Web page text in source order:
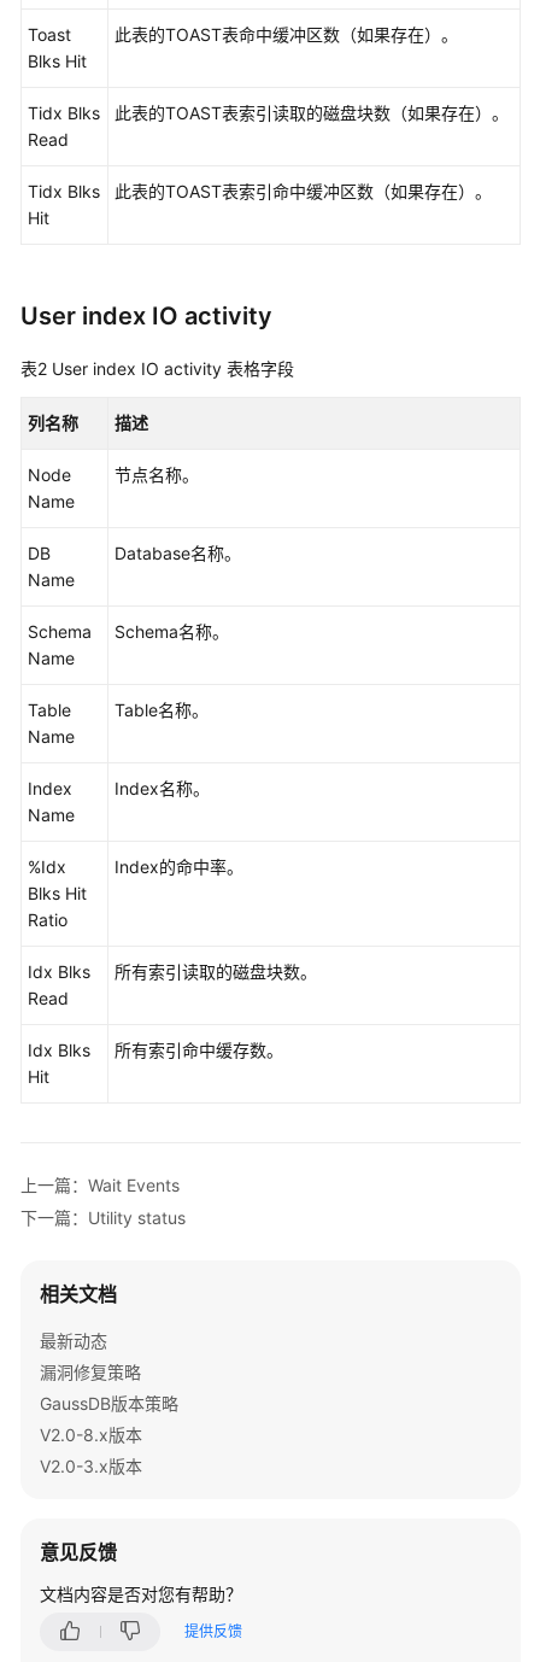
（集
_V2.0-
指
（分
式
8.x）
指
（集
中
_V2.0-
8.x）
开
发
（分
_V2.0-
中
式
3.x）
数
据
系
统
概
数
库
安
Toast
Blks Hit
此表的TOAST表命中缓冲区数（如果存在）。
Tidx Blks
Read
此表的TOAST表索引读取的磁盘块数（如果存在）。
Tidx Blks
Hit
此表的TOAST表索引命中缓冲区数（如果存在）。
User index IO activity
表2 User index IO activity 表格字段
列名称 描述
Node
Name
节点名称。
DB
Name
Database名称。
Schema
Name
Schema名称。
Table
Name
Table名称。
Index
Name
Index名称。
%Idx
Blks Hit
Ratio
Index的命中率。
Idx Blks
Read
所有索引读取的磁盘块数。
Idx Blks
Hit
所有索引命中缓存数。
上一篇：Wait Events
下一篇：Utility status
相关文档
最新动态
漏洞修复策略
GaussDB版本策略
V2.0-8.x版本
V2.0-3.x版本
意见反馈
文档内容是否对您有帮助？
提供反馈